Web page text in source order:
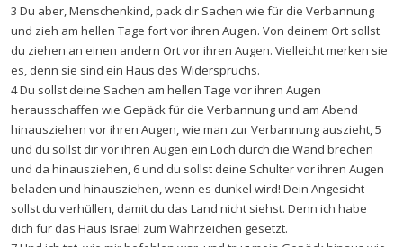
3 Du aber, Menschenkind, pack dir Sachen wie für die Verbannung
und zieh am hellen Tage fort vor ihren Augen. Von deinem Ort sollst
du ziehen an einen andern Ort vor ihren Augen. Vielleicht merken sie
es, denn sie sind ein Haus des Widerspruchs.
4 Du sollst deine Sachen am hellen Tage vor ihren Augen
herausschaffen wie Gepäck für die Verbannung und am Abend
hinausziehen vor ihren Augen, wie man zur Verbannung auszieht, 5
und du sollst dir vor ihren Augen ein Loch durch die Wand brechen
und da hinausziehen, 6 und du sollst deine Schulter vor ihren Augen
beladen und hinausziehen, wenn es dunkel wird! Dein Angesicht
sollst du verhüllen, damit du das Land nicht siehst. Denn ich habe
dich für das Haus Israel zum Wahrzeichen gesetzt.